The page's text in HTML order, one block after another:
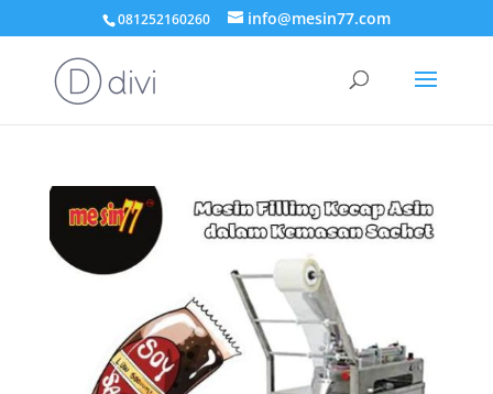
081252160260 info@mesin77.com